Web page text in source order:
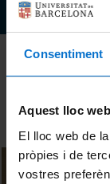
Consentiment
Aquest lloc
El lloc web de
pròpies i de
vostres
Sort